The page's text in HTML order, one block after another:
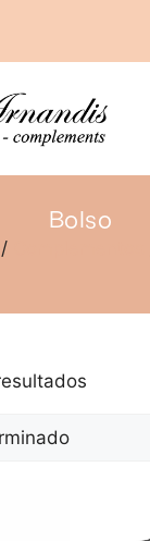
Bolso
/